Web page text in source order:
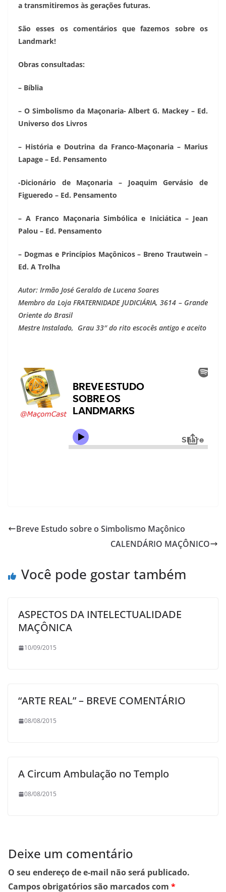
a transmitiremos às gerações futuras.
São esses os comentários que fazemos sobre os
Landmark!
Obras consultadas:
– Bíblia
– O Simbolismo da Maçonaria- Albert G. Mackey – Ed.
Universo dos Livros
– História e Doutrina da Franco-Maçonaria – Marius
Lapage – Ed. Pensamento
-Dicionário de Maçonaria – Joaquim Gervásio de
Figueredo – Ed. Pensamento
– A Franco Maçonaria Simbólica e Iniciática – Jean
Palou – Ed. Pensamento
– Dogmas e Princípios Maçônicos – Breno Trautwein –
Ed. A Trolha
Autor: Irmão José Geraldo de Lucena Soares
Membro da Loja FRATERNIDADE JUDICIÁRIA, 3614 – Grande
Oriente do Brasil
Mestre Instalado, Grau 33″ do rito escocês antigo e aceito
Breve Estudo sobre o Simbolismo Maçônico
CALENDÁRIO MAÇÔNICO
Você pode gostar também
ASPECTOS DA INTELECTUALIDADE
MAÇÔNICA
10/09/2015
“ARTE REAL” – BREVE COMENTÁRIO
08/08/2015
A Circum Ambulação no Templo
08/08/2015
Deixe um comentário
O seu endereço de e-mail não será publicado.
Campos obrigatórios são marcados com *